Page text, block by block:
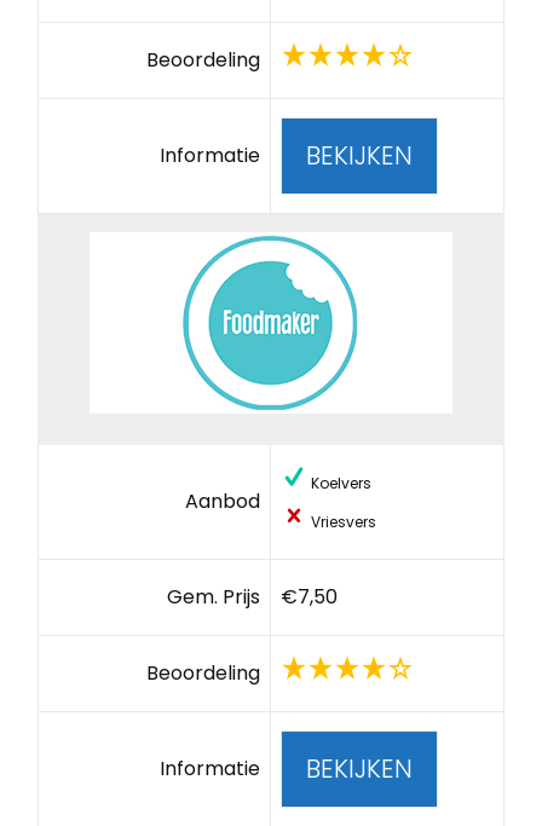
Beoordeling
Informatie BEKIJKEN
Aanbod
Koelvers
Vriesvers
Gem. Prijs €7,50
Beoordeling
Informatie BEKIJKEN